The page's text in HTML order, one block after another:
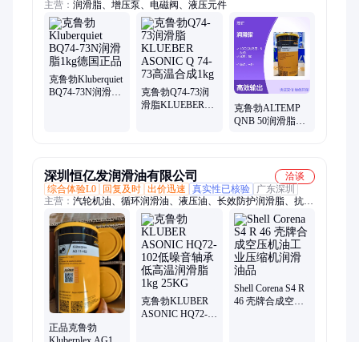
主营： 润滑脂、增压泵、电磁阀、液压元件
克鲁勃Kluberquiet
BQ74-73N润滑脂
克鲁勃Q74-73润
滑脂KLUEBER
克鲁勃ALTEMP
QNB 50润滑脂
深圳恒亿发润滑油有限公司
洽谈
综合体验L0
回复及时 出价迅速 真实性已核验
广东深圳
主营： 汽轮机油、循环润滑油、液压油、长效防护润滑脂、抗磨
润滑脂、工业润滑脂、极压润滑脂、船舶用油、导轨油、导热
油、工业齿轮油、气缸润滑油、抗氧化润滑油、长效防护润滑
油、变压器润滑油、绝缘冷却油、抗磨液压油、长效液压油、低
温抗磨液压油、耐低温液压油、工业液压润滑油、高性能液压
油、车辆齿轮油、环保型变压器油、高温开式齿轮油
正品克鲁勃
克鲁勃KLUBER
ASONIC HQ72-
Shell Corena S4 R
46 壳牌合成空压